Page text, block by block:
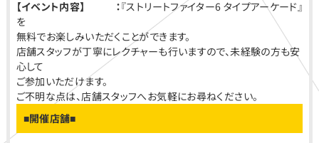
【イベント内容】 ：『ストリートファイター6 タイプアーケード』
を
無料でお楽しみいただくことができます。
店舗スタッフが丁寧にレクチャーも行いますので、未経験の方も安
心して
ご参加いただけます。
ご不明な点は、店舗スタッフへお気軽にお尋ねください。
■開催店舗■